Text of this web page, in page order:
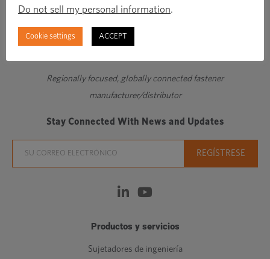
Regionally focused, globally connected fastener
manufacturer/distributor
Stay Connected With News and Updates
Productos y servicios
Sujetadores de ingeniería
Do not sell my personal information.
Cookie settings ACCEPT